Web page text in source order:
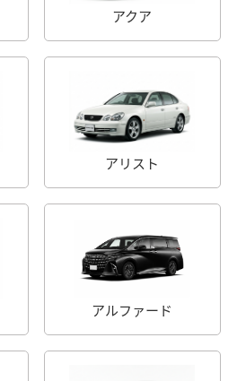
アクア
アリスト
アルファード